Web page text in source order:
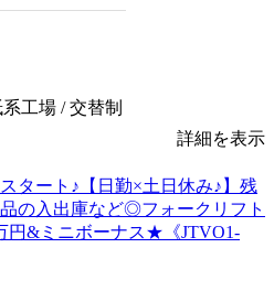
工場 / 交替制
詳細を表示